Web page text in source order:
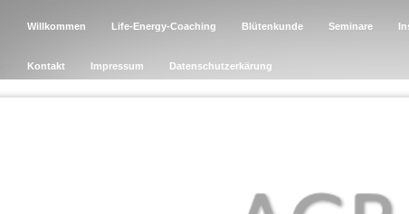
Willkommen Life-Energy-Coaching Blütenkunde Seminare
Kontakt Impressum Datenschutzerkärung